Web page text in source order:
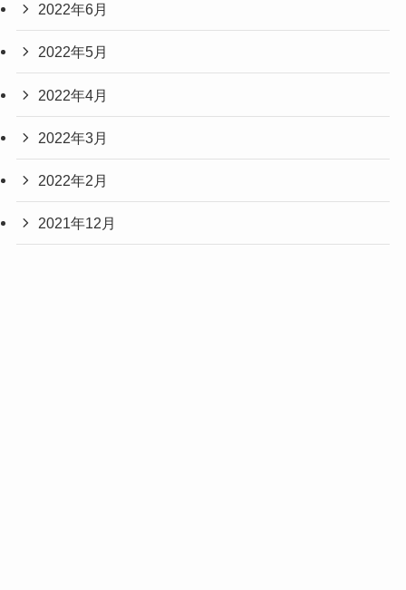
2022年6月
2022年5月
2022年4月
2022年3月
2022年2月
2021年12月